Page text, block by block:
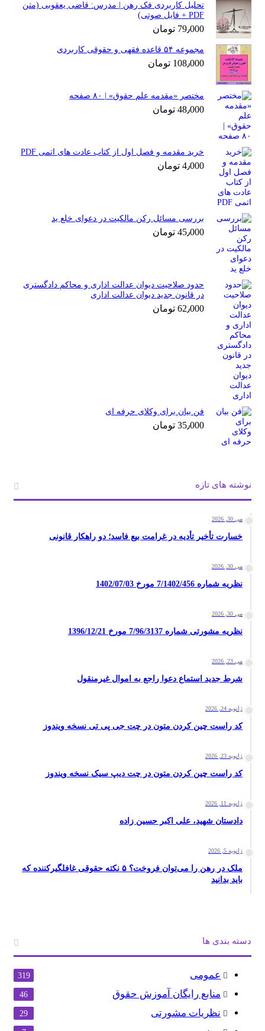
تحلیل کاربردی فک رهن | مدرس: قاضی یعقوبی (متن
PDF + فایل صوتی)
79٫000 تومان
مجموعه ۵۴ قاعده فقهی و حقوقی کاربردی
108٫000 تومان
مختصر «مقدمه علم حقوق» | ۸۰ صفحه
48٫000 تومان
خرید مقدمه و فصل اول از کتاب عادت های اتمی PDF
4٫000 تومان
بررسی مسائل رکن مالکیت در دعوای خلع ید
45٫000 تومان
حدود صلاحیت دیوان عدالت اداری و محاکم دادگستری
در قانون جدید دیوان عدالت اداری
62٫000 تومان
فن بیان برای وکلای حرفه ای
35٫000 تومان
نوشته های تازه
می 30, 2026
خسارت تأخیر تأدیه در غرامت بیع فاسد؛ دو راهکار قانونی
می 30, 2026
نظریه شماره 7/1402/456 مورخ 1402/07/03
می 30, 2026
نظریه مشورتی شماره 7/96/3137 مورخ 1396/12/21
می 23, 2026
شرط جدید استماع دعوا راجع به اموال غیرمنقول
ژانویه 24, 2026
کد راست چین کردن متون در چت جی پی تی نسخه ویندوز
ژانویه 23, 2026
کد راست چین کردن متون در چت دیپ سیک نسخه ویندوز
ژانویه 11, 2026
دادستان شهید، علی اکبر حسین زاده
ژانویه 5, 2026
ملک در رهن را می‌توان فروخت؟ ۵ نکته حقوقی غافلگیرکننده که
باید بدانید
دسته بندی ها
عمومی 319
منابع رایگان آموزش حقوق 46
نظریات مشورتی 29